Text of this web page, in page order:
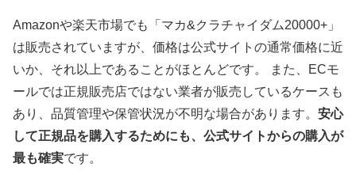
Amazonや楽天市場でも「マカ&クラチャイダム20000+」
は販売されていますが、価格は公式サイトの通常価格に近
いか、それ以上であることがほとんどです。 また、ECモ
ールでは正規販売店ではない業者が販売しているケースも
あり、品質管理や保管状況が不明な場合があります。 安心
して正規品を購入するためにも、公式サイトからの購入が
最も確実です。